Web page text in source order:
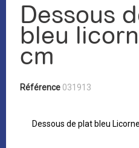
Dessous
bleu
cm
Référence 031913
Dessous de plat bleu